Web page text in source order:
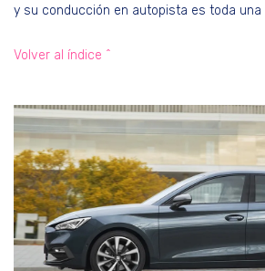
y su conducción en autopista es toda una
Volver al índice ^